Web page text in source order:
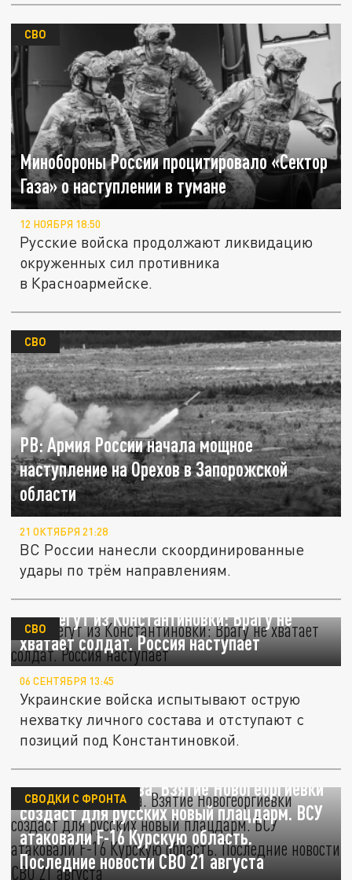
Минобороны России процитировало «Сектор
Газа» о наступлении в тумане
СВО
12 НОЯБРЯ 18:50
Русские войска продолжают ликвидацию
окруженных сил противника
в Красноармейске.
РВ: Армия России начала мощное
наступление на Орехов в Запорожской
области
СВО
21 ОКТЯБРЯ 21:28
ВС России нанесли скоординированные
удары по трём направлениям.
ВСУ бегут из Константиновки: Врагу не
хватает солдат. Россия наступает
СВО
06 СЕНТЯБРЯ 13:45
Украинские войска испытывают острую
нехватку личного состава и отступают с
позиций под Константиновкой.
Стратегия прорыва. Взятие Новогеоргиевки
создаст для русских новый плацдарм. ВСУ
атаковали F-16 Курскую область.
Последние новости СВО 21 августа
СВОДКИ С ФРОНТА